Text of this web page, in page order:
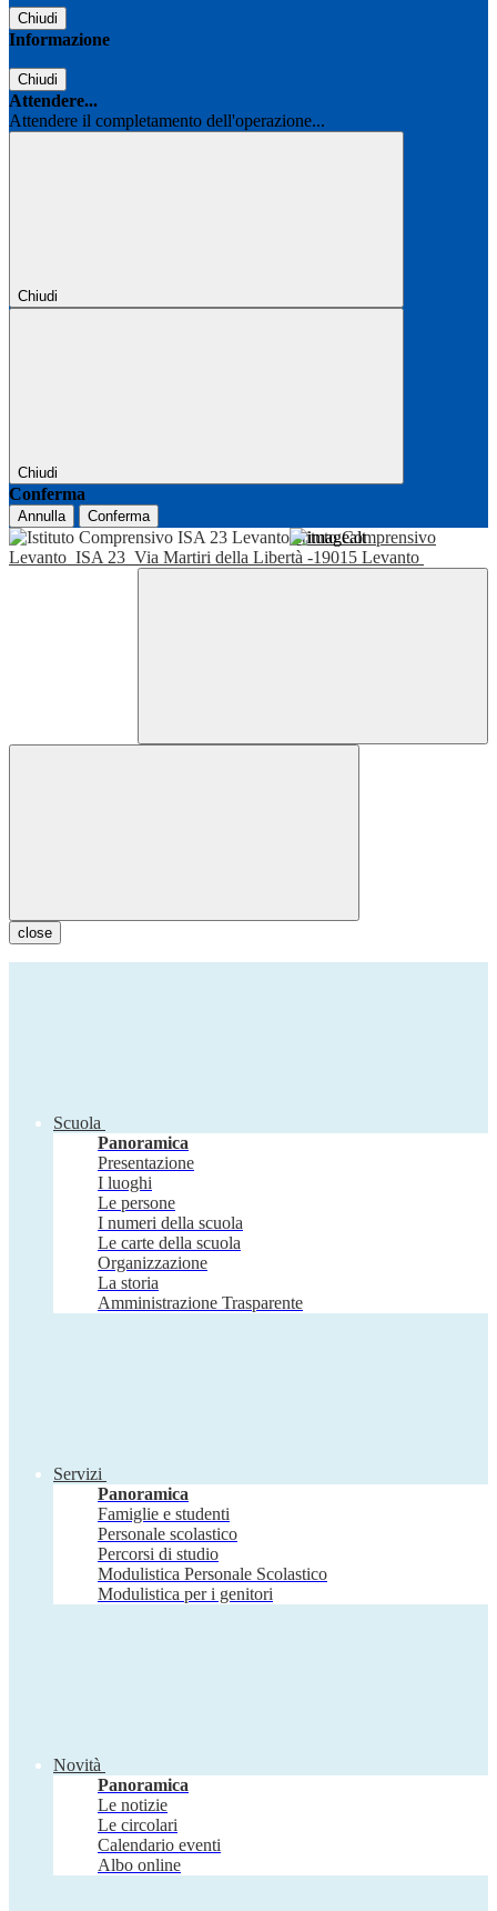
Chiudi
Informazione
Chiudi
Attendere...
Attendere il completamento dell'operazione...
Chiudi
Chiudi
Conferma
Annulla Conferma
Istituto Comprensivo
Levanto ISA 23 Via Martiri della Libertà -19015 Levanto
close
Scuola
Panoramica
Presentazione
I luoghi
Le persone
I numeri della scuola
Le carte della scuola
Organizzazione
La storia
Amministrazione Trasparente
Servizi
Panoramica
Famiglie e studenti
Personale scolastico
Percorsi di studio
Modulistica Personale Scolastico
Modulistica per i genitori
Novità
Panoramica
Le notizie
Le circolari
Calendario eventi
Albo online